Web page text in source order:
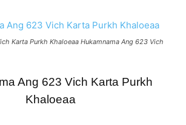
Karta Purkh Khaloeaa Hukamnama Ang 623 Vich
Ang 623 Vich Karta Purkh
Khaloeaa